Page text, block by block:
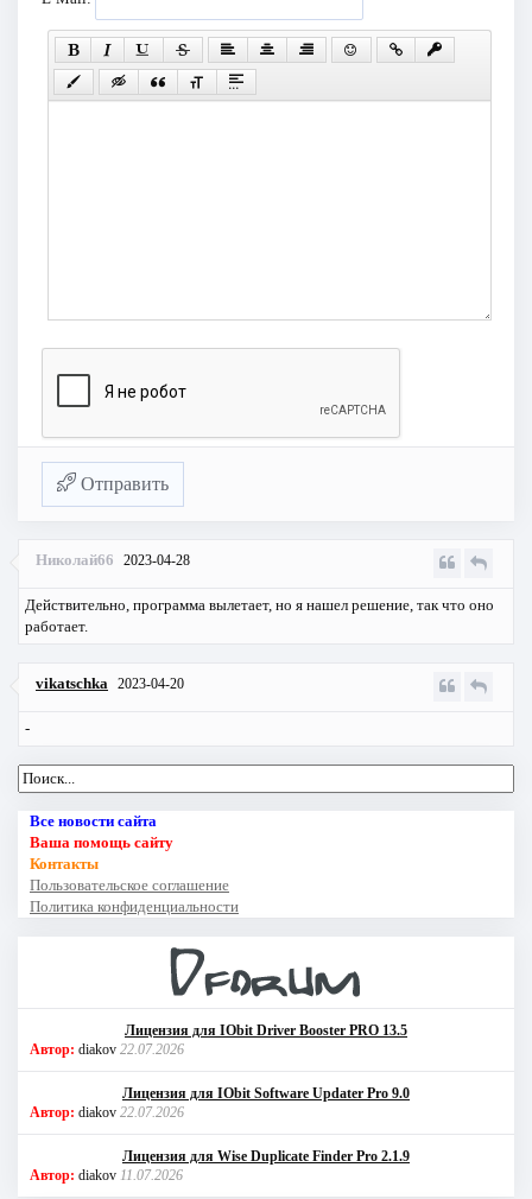
Отправить
Николай66 2023-04-28
Действительно, программа вылетает, но я нашел решение, так что оно
работает.
vikatschka 2023-04-20
-
Все новости сайта
Ваша помощь сайту
Контакты
Пользовательское соглашение
Политика конфиденциальности
Лицензия для IObit Driver Booster PRO 13.5
Автор: diakov 22.07.2026
Лицензия для IObit Software Updater Pro 9.0
Автор: diakov 22.07.2026
Лицензия для Wise Duplicate Finder Pro 2.1.9
Автор: diakov 11.07.2026